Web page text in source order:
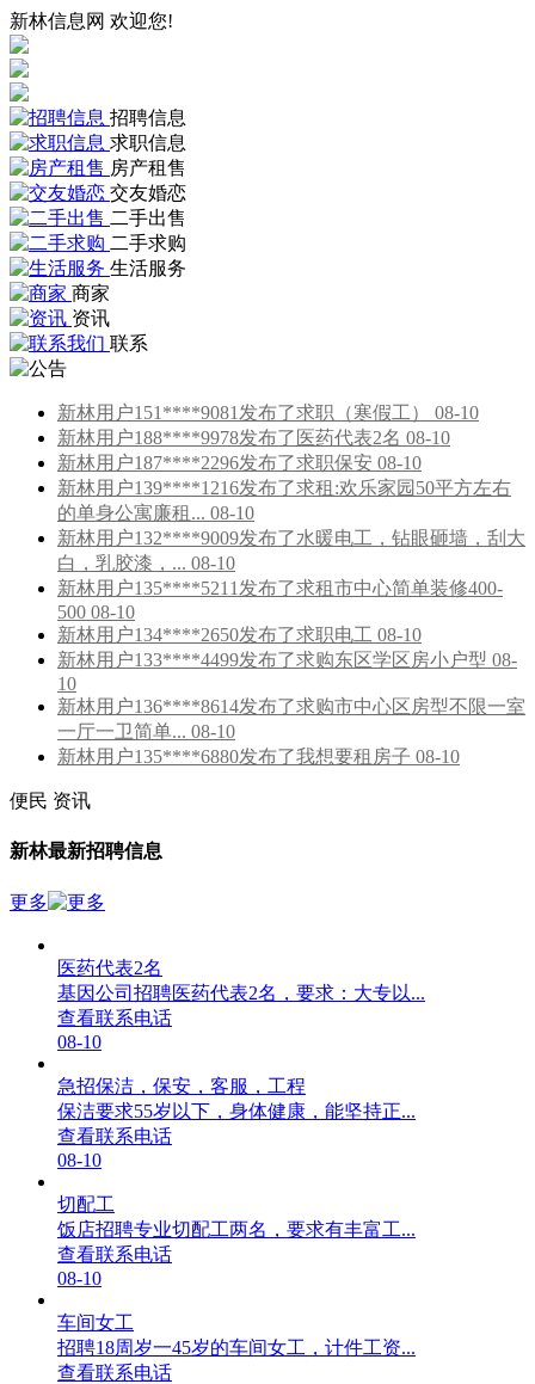
新林信息网 欢迎您!
招聘信息
求职信息
房产租售
交友婚恋
二手出售
二手求购
生活服务
商家
资讯
联系
新林用户151****9081发布了求职（寒假工） 08-10
新林用户188****9978发布了医药代表2名 08-10
新林用户187****2296发布了求职保安 08-10
新林用户139****1216发布了求租:欢乐家园50平方左右
的单身公寓廉租... 08-10
新林用户132****9009发布了水暖电工，钻眼砸墙，刮大
白，乳胶漆，... 08-10
新林用户135****5211发布了求租市中心简单装修400-
500 08-10
新林用户134****2650发布了求职电工 08-10
新林用户133****4499发布了求购东区学区房小户型 08-
10
新林用户136****8614发布了求购市中心区房型不限一室
一厅一卫简单... 08-10
新林用户135****6880发布了我想要租房子 08-10
便民 资讯
新林最新招聘信息
更多
医药代表2名
基因公司招聘医药代表2名，要求：大专以...
查看联系电话
08-10
急招保洁，保安，客服，工程
保洁要求55岁以下，身体健康，能坚持正...
查看联系电话
08-10
切配工
饭店招聘专业切配工两名，要求有丰富工...
查看联系电话
08-10
车间女工
招聘18周岁一45岁的车间女工，计件工资...
查看联系电话